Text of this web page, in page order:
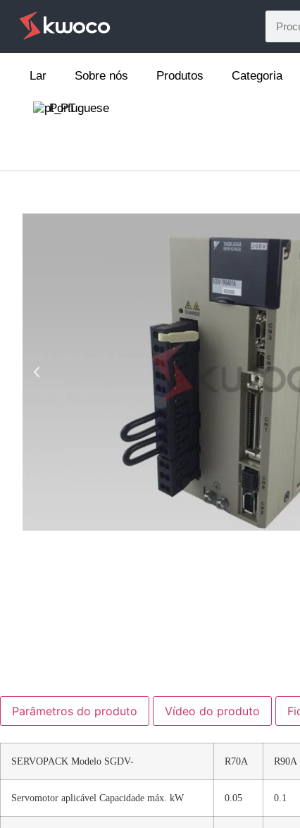
Lar Sobre nós Produtos Categoria
Portuguese
Parâmetros do produto Vídeo do produto
SERVOPACK Modelo SGDV- R70A R90A
Servomotor aplicável Capacidade máx. kW 0.05 0.1